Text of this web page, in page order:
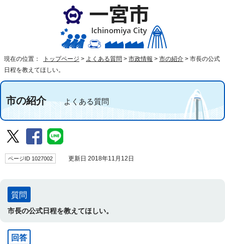
現在の位置： トップページ > よくある質問 > 市政情報 > 市の紹介 > 市長の公式
日程を教えてほしい。
市の紹介よくある質問
ページID 1027002 更新日 2018年11月12日
質問
市長の公式日程を教えてほしい。
回答